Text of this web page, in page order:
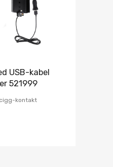
USB-kabel
521999
kontakt